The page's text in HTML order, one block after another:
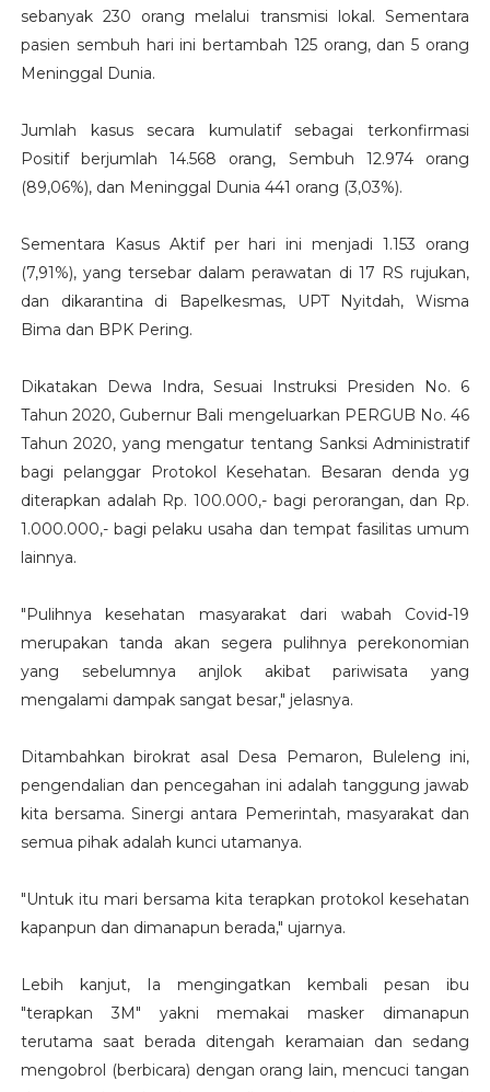
sebanyak 230 orang melalui transmisi lokal. Sementara
pasien sembuh hari ini bertambah 125 orang, dan 5 orang
Meninggal Dunia.
Jumlah kasus secara kumulatif sebagai terkonfirmasi
Positif berjumlah 14.568 orang, Sembuh 12.974 orang
(89,06%), dan Meninggal Dunia 441 orang (3,03%).
Sementara Kasus Aktif per hari ini menjadi 1.153 orang
(7,91%), yang tersebar dalam perawatan di 17 RS rujukan,
dan dikarantina di Bapelkesmas, UPT Nyitdah, Wisma
Bima dan BPK Pering.
Dikatakan Dewa Indra, Sesuai Instruksi Presiden No. 6
Tahun 2020, Gubernur Bali mengeluarkan PERGUB No. 46
Tahun 2020, yang mengatur tentang Sanksi Administratif
bagi pelanggar Protokol Kesehatan. Besaran denda yg
diterapkan adalah Rp. 100.000,- bagi perorangan, dan Rp.
1.000.000,- bagi pelaku usaha dan tempat fasilitas umum
lainnya.
"Pulihnya kesehatan masyarakat dari wabah Covid-19
merupakan tanda akan segera pulihnya perekonomian
yang sebelumnya anjlok akibat pariwisata yang
mengalami dampak sangat besar," jelasnya.
Ditambahkan birokrat asal Desa Pemaron, Buleleng ini,
pengendalian dan pencegahan ini adalah tanggung jawab
kita bersama. Sinergi antara Pemerintah, masyarakat dan
semua pihak adalah kunci utamanya.
"Untuk itu mari bersama kita terapkan protokol kesehatan
kapanpun dan dimanapun berada," ujarnya.
Lebih kanjut, Ia mengingatkan kembali pesan ibu
"terapkan 3M" yakni memakai masker dimanapun
terutama saat berada ditengah keramaian dan sedang
mengobrol (berbicara) dengan orang lain, mencuci tangan